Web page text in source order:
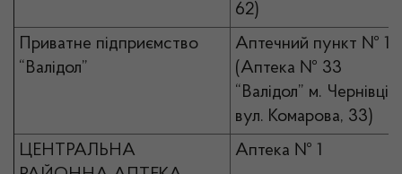
62)
Приватне підприємство
“Валідол”
Аптечний пункт № 1
(Аптека № 33
“Валідол” м. Чернівці,
вул. Комарова, 33)
ЦЕНТРАЛЬНА
Аптека № 1